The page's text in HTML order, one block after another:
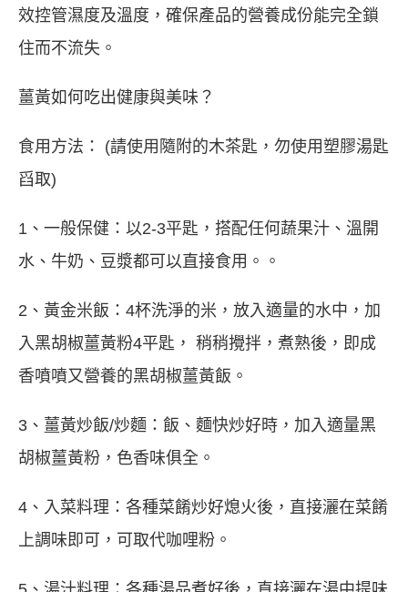
效控管濕度及溫度，確保產品的營養成份能完全鎖
住而不流失。
薑黃如何吃出健康與美味？
食用方法： (請使用隨附的木茶匙，勿使用塑膠湯匙
舀取)
1、一般保健：以2-3平匙，搭配任何蔬果汁、溫開
水、牛奶、豆漿都可以直接食用。。
2、黃金米飯：4杯洗淨的米，放入適量的水中，加
入黑胡椒薑黃粉4平匙， 稍稍攪拌，煮熟後，即成
香噴噴又營養的黑胡椒薑黃飯。
3、薑黃炒飯/炒麵：飯、麵快炒好時，加入適量黑
胡椒薑黃粉，色香味俱全。
4、入菜料理：各種菜餚炒好熄火後，直接灑在菜餚
上調味即可，可取代咖哩粉。